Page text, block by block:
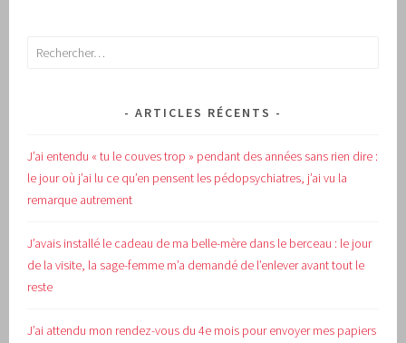
Rechercher :
ARTICLES RÉCENTS
J’ai entendu « tu le couves trop » pendant des années sans rien dire :
le jour où j’ai lu ce qu’en pensent les pédopsychiatres, j’ai vu la
remarque autrement
J’avais installé le cadeau de ma belle-mère dans le berceau : le jour
de la visite, la sage-femme m’a demandé de l’enlever avant tout le
reste
J’ai attendu mon rendez-vous du 4e mois pour envoyer mes papiers